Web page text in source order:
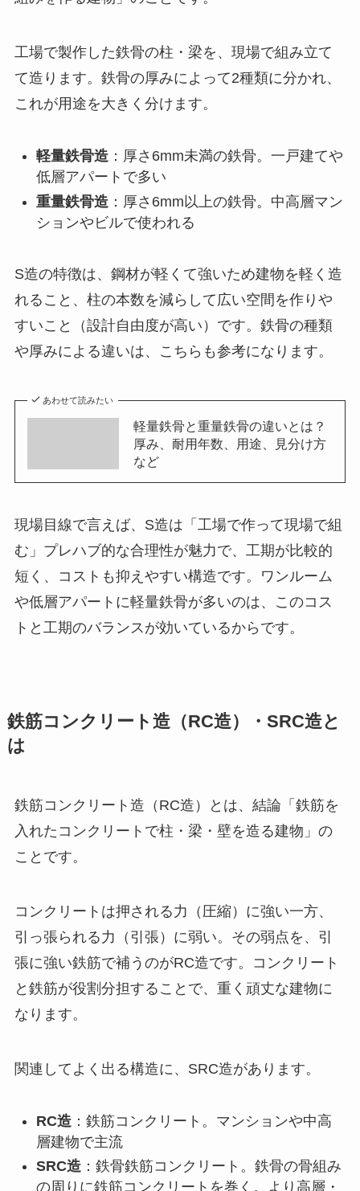
工場で製作した鉄骨の柱・梁を、現場で組み立て
て造ります。鉄骨の厚みによって2種類に分かれ、
これが用途を大きく分けます。
軽量鉄骨造：厚さ6mm未満の鉄骨。一戸建てや
低層アパートで多い
重量鉄骨造：厚さ6mm以上の鉄骨。中高層マン
ションやビルで使われる
S造の特徴は、鋼材が軽くて強いため建物を軽く造
れること、柱の本数を減らして広い空間を作りや
すいこと（設計自由度が高い）です。鉄骨の種類
や厚みによる違いは、こちらも参考になります。
あわせて読みたい
軽量鉄骨と重量鉄骨の違いとは？
厚み、耐用年数、用途、見分け方
など
現場目線で言えば、S造は「工場で作って現場で組
む」プレハブ的な合理性が魅力で、工期が比較的
短く、コストも抑えやすい構造です。ワンルーム
や低層アパートに軽量鉄骨が多いのは、このコス
トと工期のバランスが効いているからです。
鉄筋コンクリート造（RC造）・SRC造と
は
鉄筋コンクリート造（RC造）とは、結論「鉄筋を
入れたコンクリートで柱・梁・壁を造る建物」の
ことです。
コンクリートは押される力（圧縮）に強い一方、
引っ張られる力（引張）に弱い。その弱点を、引
張に強い鉄筋で補うのがRC造です。コンクリート
と鉄筋が役割分担することで、重く頑丈な建物に
なります。
関連してよく出る構造に、SRC造があります。
RC造：鉄筋コンクリート。マンションや中高
層建物で主流
SRC造：鉄骨鉄筋コンクリート。鉄骨の骨組み
の周りに鉄筋コンクリートを巻く。より高層・